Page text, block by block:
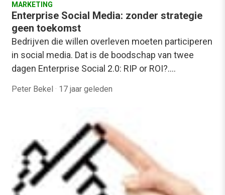
MARKETING
Enterprise Social Media: zonder strategie
geen toekomst
Bedrijven die willen overleven moeten participeren
in social media. Dat is de boodschap van twee
dagen Enterprise Social 2.0: RIP or ROI?.…
Peter Bekel · 17 jaar geleden